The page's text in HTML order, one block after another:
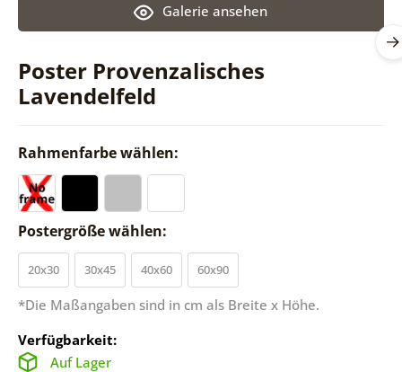
Poster Provenzalisches
Lavendelfeld
Galerie ansehen
Rahmenfarbe wählen:
Postergröße wählen:
20x30 30x45 40x60 60x90
*Die Maßangaben sind in cm als Breite x Höhe.
Verfügbarkeit:
Auf Lager